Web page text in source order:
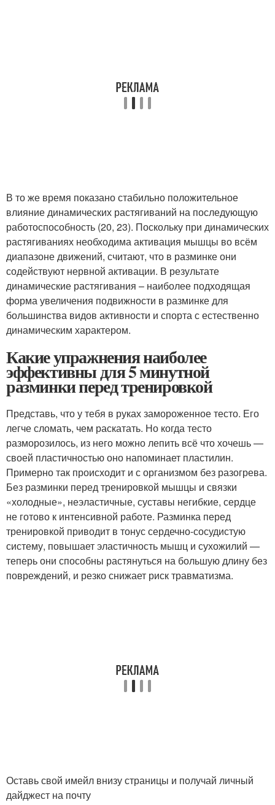
В то же время показано стабильно положительное
влияние динамических растягиваний на последующую
работоспособность (20, 23). Поскольку при динамических
растягиваниях необходима активация мышцы во всём
диапазоне движений, считают, что в разминке они
содействуют нервной активации. В результате
динамические растягивания – наиболее подходящая
форма увеличения подвижности в разминке для
большинства видов активности и спорта с естественно
динамическим характером.
Какие упражнения наиболее
эффективны для 5 минутной
разминки перед тренировкой
Представь, что у тебя в руках замороженное тесто. Его
легче сломать, чем раскатать. Но когда тесто
разморозилось, из него можно лепить всё что хочешь —
своей пластичностью оно напоминает пластилин.
Примерно так происходит и с организмом без разогрева.
Без разминки перед тренировкой мышцы и связки
«холодные», неэластичные, суставы негибкие, сердце
не готово к интенсивной работе. Разминка перед
тренировкой приводит в тонус сердечно-сосудистую
систему, повышает эластичность мышц и сухожилий —
теперь они способны растянуться на большую длину без
повреждений, и резко снижает риск травматизма.
Оставь свой имейл внизу страницы и получай личный
дайджест на почту